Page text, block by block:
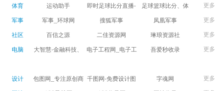
体育
运动助手
即时足球比分直播-
精准赛程赛果及角
足球篮球比分、体
育赛果直播|让足球
更多
军事
军事_环球网 搜狐军事 凤凰军事
更多
社区
百信之源 二佳资源网 琳琅资源社
更多
电脑
大智慧-金融科技、
电子工程网_电子工
吾爱秒收录
更多
设计
包图网_专注原创商 千图网-免费设计图
字魂网
更多